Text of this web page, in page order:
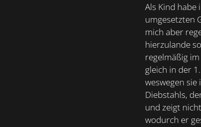
Als Kind habe
umgesetzten
mich aber
hierzulande
regelmäßig
gleich in der
weswegen
Diebstahls,
und zeigt
wodurch er